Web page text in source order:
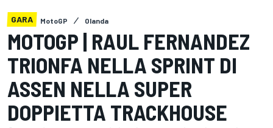
GARA MotoGP Olanda
MOTOGP | RAUL FERNANDEZ
TRIONFA NELLA SPRINT DI
ASSEN NELLA SUPER
DOPPIETTA TRACKHOUSE